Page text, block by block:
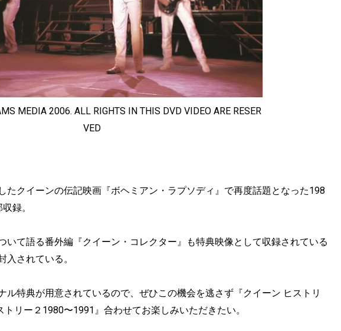
MEDIA 2006. ALL RIGHTS IN THIS DVD VIDEO ARE RESER
VED
たクイーンの伝記映画『ボヘミアン・ラプソディ』で再度話題となった198
録。
いて語る番外編『クイーン・コレクター』も特典映像として収録されている
入されている。
ル特典が用意されているので、ぜひこの機会を逃さず『クイーン ヒストリ
リー２1980〜1991』合わせてお楽しみいただきたい。